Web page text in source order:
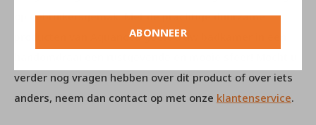
ABONNEER
op gebruikersgemak. Met de prachtige duurzame
producten van Aquanova geeft u uw badkamer in een
verder nog vragen hebben over dit product of over iets
anders, neem dan contact op met onze klantenservice.